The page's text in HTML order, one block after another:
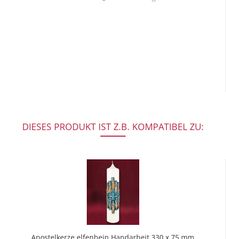
DIESES PRODUKT IST Z.B. KOMPATIBEL ZU: